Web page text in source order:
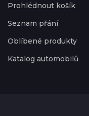
Prohlédnout košík
Seznam přání
Oblíbené produkty
Katalog automobilů